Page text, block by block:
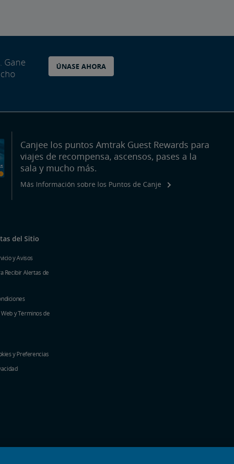
Gane
ÚNASE AHORA
Canjee los puntos Amtrak Guest Rewards para
viajes de recompensa, ascensos, pases a la
sala y mucho más.
Más Información sobre los Puntos de Canje
del Sitio
y Avisos
Recibir Alertas de
y Términos de
y Preferencias